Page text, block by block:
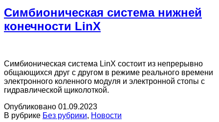
Симбионическая система нижней
конечности LinX
Симбионическая система LinX состоит из непрерывно
общающихся друг с другом в режиме реального времени
электронного коленного модуля и электронной стопы с
гидравлической щиколоткой.
Опубликовано 01.09.2023
В рубрике Без рубрики, Новости